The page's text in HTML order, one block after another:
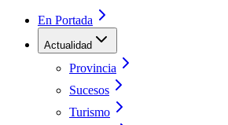
En Portada
Actualidad
Provincia
Sucesos
Turismo